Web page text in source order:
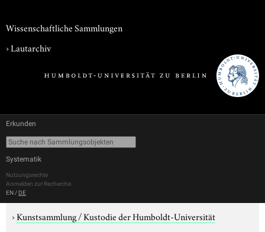
Wissenschaftliche Sammlungen
›Lautarchiv
Erkunden
Systematik
Nutzungsrechte
Anmelden zur Recherche
EN / DE
›Kunstsammlung / Kustodie der Humboldt-Universität